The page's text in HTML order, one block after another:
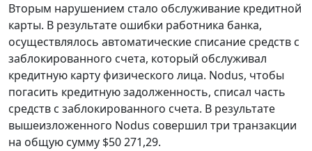
Вторым нарушением стало обслуживание кредитной
карты. В результате ошибки работника банка,
осуществлялось автоматические списание средств с
заблокированного счета, который обслуживал
кредитную карту физического лица. Nodus, чтобы
погасить кредитную задолженность, списал часть
средств с заблокированного счета. В результате
вышеизложенного Nodus совершил три транзакции
на общую сумму $50 271,29.